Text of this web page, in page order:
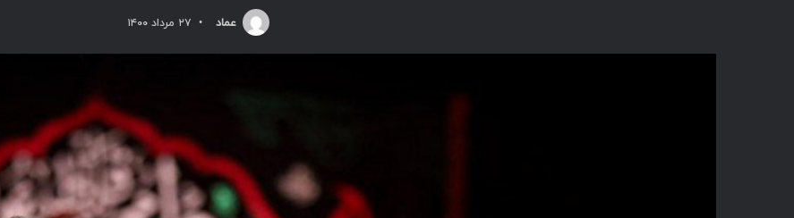
عماد ۲۷ مرداد ۱۴۰۰